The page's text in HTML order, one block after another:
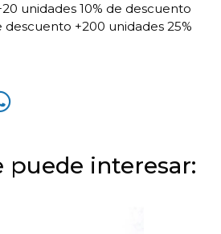
unidades 10% de descuento
descuento +200 unidades 25%
puede interesar: